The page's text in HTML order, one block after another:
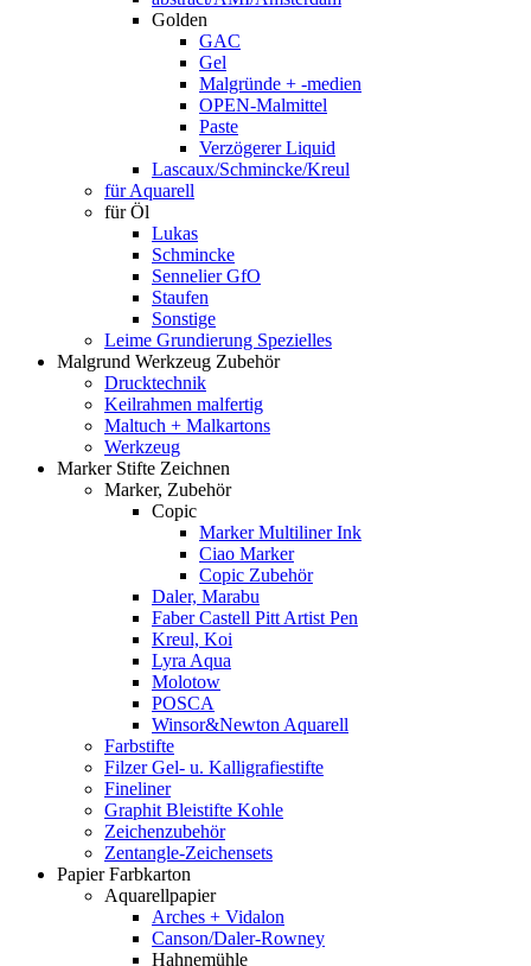
Golden
GAC
Gel
Malgründe + -medien
OPEN-Malmittel
Paste
Verzögerer Liquid
Lascaux/Schmincke/Kreul
für Aquarell
für Öl
Lukas
Schmincke
Sennelier GfO
Staufen
Sonstige
Leime Grundierung Spezielles
Malgrund Werkzeug Zubehör
Drucktechnik
Keilrahmen malfertig
Maltuch + Malkartons
Werkzeug
Marker Stifte Zeichnen
Marker, Zubehör
Copic
Marker Multiliner Ink
Ciao Marker
Copic Zubehör
Daler, Marabu
Faber Castell Pitt Artist Pen
Kreul, Koi
Lyra Aqua
Molotow
POSCA
Winsor&Newton Aquarell
Farbstifte
Filzer Gel- u. Kalligrafiestifte
Fineliner
Graphit Bleistifte Kohle
Zeichenzubehör
Zentangle-Zeichensets
Papier Farbkarton
Aquarellpapier
Arches + Vidalon
Canson/Daler-Rowney
Hahnemühle